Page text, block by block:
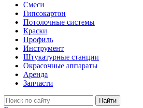
Смеси
Гипсокартон
Потолочные системы
Краски
Профиль
Инструмент
Штукатурные станции
Окрасочные аппараты
Аренда
Запчасти
Найти